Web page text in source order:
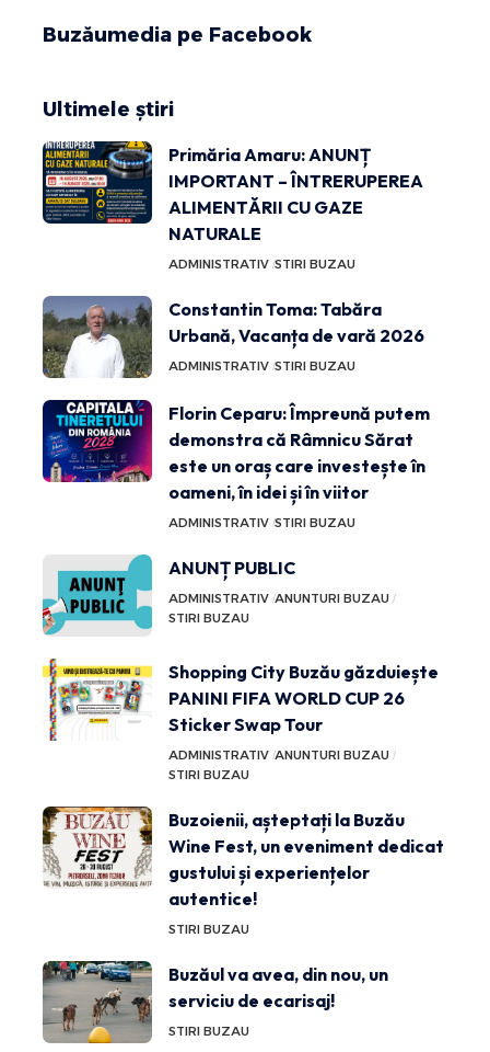
Buzăumedia pe Facebook
Ultimele știri
Primăria Amaru: ANUNȚ
IMPORTANT – ÎNTRERUPEREA
ALIMENTĂRII CU GAZE
NATURALE
ADMINISTRATIV STIRI BUZAU
Constantin Toma: Tabăra
Urbană, Vacanța de vară 2026
ADMINISTRATIV STIRI BUZAU
Florin Ceparu: Împreună putem
demonstra că Râmnicu Sărat
este un oraș care investește în
oameni, în idei și în viitor
ADMINISTRATIV STIRI BUZAU
ANUNȚ PUBLIC
ADMINISTRATIV ANUNTURI BUZAU
STIRI BUZAU
Shopping City Buzău găzduiește
PANINI FIFA WORLD CUP 26
Sticker Swap Tour
ADMINISTRATIV ANUNTURI BUZAU
STIRI BUZAU
Buzoienii, așteptați la Buzău
Wine Fest, un eveniment dedicat
gustului și experiențelor
autentice!
STIRI BUZAU
Buzăul va avea, din nou, un
serviciu de ecarisaj!
STIRI BUZAU